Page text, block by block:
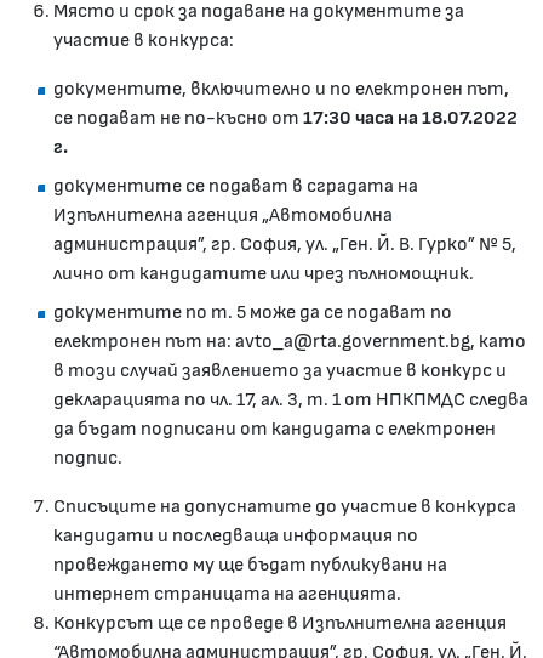
Място и срок за подаване на документите за
участие в конкурса:
документите, включително и по електронен път,
се подават не по-късно от 17:30 часа на 18.07.2022
г.
документите се подават в сградата на
Изпълнителна агенция „Автомобилна
администрация”, гр. София, ул. „Ген. Й. В. Гурко” № 5,
лично от кандидатите или чрез пълномощник.
документите по т. 5 може да се подават по
електронен път на: avto_a@rta.government.bg, като
в този случай заявлението за участие в конкурс и
декларацията по чл. 17, ал. 3, т. 1 от НПКПМДС следва
да бъдат подписани от кандидата с електронен
подпис.
Списъците на допуснатите до участие в конкурса
кандидати и последваща информация по
провеждането му ще бъдат публикувани на
интернет страницата на агенцията.
Конкурсът ще се проведе в Изпълнителна агенция
“Автомобилна администрация”, гр. София, ул. „Ген. Й.